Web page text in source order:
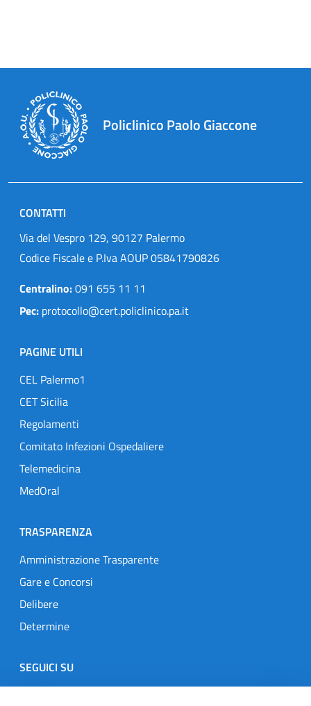
Policlinico Paolo Giaccone
CONTATTI
Via del Vespro 129, 90127 Palermo
Codice Fiscale e P.Iva AOUP 05841790826
Centralino:091 655 11 11
Pec: protocollo@cert.policlinico.pa.it
PAGINE UTILI
CEL Palermo1
CET Sicilia
Regolamenti
Comitato Infezioni Ospedaliere
Telemedicina
MedOral
TRASPARENZA
Amministrazione Trasparente
Gare e Concorsi
Delibere
Determine
SEGUICI SU
Designers Italia
TwitterInstagramYoutubeLinkedin